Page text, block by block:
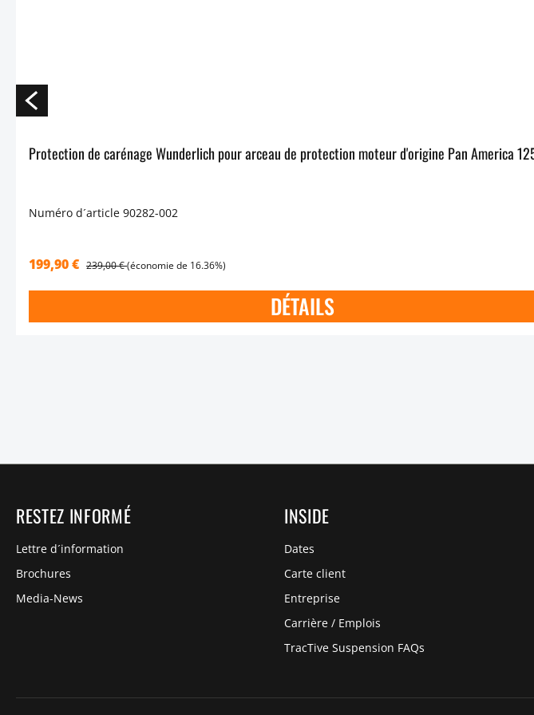
Numéro d´article 90282-002
199,90 € 239,00 €(économie de 16.36%)
DÉTAILS
RESTEZ INFORMÉ
Lettre d´information
Brochures
Media-News
INSIDE
Dates
Carte client
Entreprise
Carrière / Emplois
TracTive Suspension FAQs